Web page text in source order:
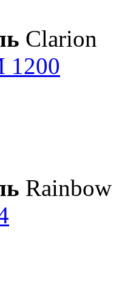
Clarion
1200
Rainbow